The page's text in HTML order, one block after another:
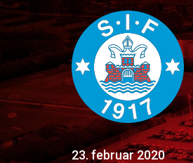
23. februar 2020